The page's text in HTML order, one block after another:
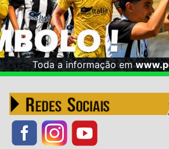
Toda a informação em